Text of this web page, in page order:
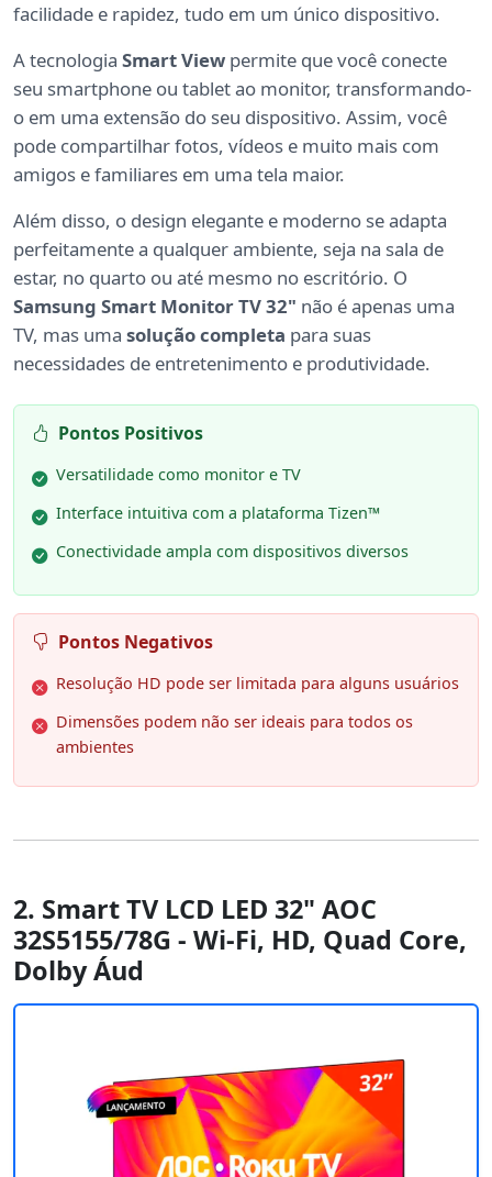
facilidade e rapidez, tudo em um único dispositivo.
A tecnologia Smart View permite que você conecte
seu smartphone ou tablet ao monitor, transformando-
o em uma extensão do seu dispositivo. Assim, você
pode compartilhar fotos, vídeos e muito mais com
amigos e familiares em uma tela maior.
Além disso, o design elegante e moderno se adapta
perfeitamente a qualquer ambiente, seja na sala de
estar, no quarto ou até mesmo no escritório. O
Samsung Smart Monitor TV 32" não é apenas uma
TV, mas uma solução completa para suas
necessidades de entretenimento e produtividade.
Pontos Positivos
Versatilidade como monitor e TV
Interface intuitiva com a plataforma Tizen™
Conectividade ampla com dispositivos diversos
Pontos Negativos
Resolução HD pode ser limitada para alguns usuários
Dimensões podem não ser ideais para todos os
ambientes
2. Smart TV LCD LED 32" AOC
32S5155/78G - Wi-Fi, HD, Quad Core,
Dolby Áud